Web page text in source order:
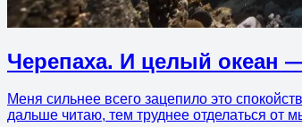
Черепаха. И целый океан
Меня сильнее всего зацепило это
дальше читаю, тем труднее отделаться от